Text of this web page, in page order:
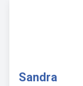
Sandra